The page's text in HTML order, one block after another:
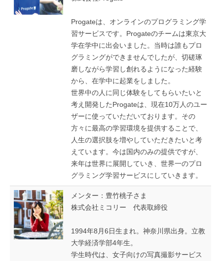
Progateは、オンラインのプログラミング学
習サービスです。Progateのチームは東京大
学在学中に出会いました。当時は誰もプロ
グラミングができませんでしたが、切磋琢
磨しながら学習し創れるようになった経験
から、在学中に起業をしました。
世界中の人に同じ体験をしてもらいたいと
考え開発したProgateは、現在10万人のユー
ザーに使っていただいております。その
方々に最高の学習環境を提供することで、
人生の選択肢を増やしていただきたいと考
えています。今は国内のみの提供ですが、
来年は世界に展開していき、世界一のプロ
グラミング学習サービスにしていきます。
メンター：豊竹桃子さま
株式会社ミコリー 代表取締役
1994年8月6日生まれ。神奈川県出身。立教
大学経済学部4年生。
学生時代は、女子向けの写真撮影サービス